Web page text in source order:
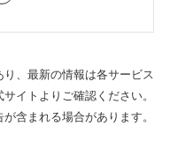
、最新の情報は各サービス
サイトよりご確認ください。
含まれる場合があります。